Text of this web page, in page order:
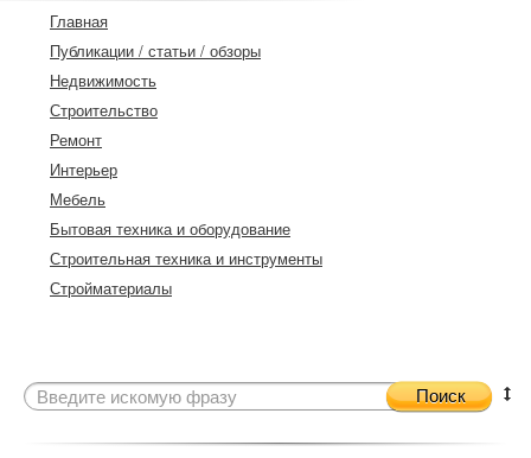
Главная
Публикации / статьи / обзоры
Недвижимость
Строительство
Ремонт
Интерьер
Мебель
Бытовая техника и оборудование
Строительная техника и инструменты
Стройматериалы
Поиск